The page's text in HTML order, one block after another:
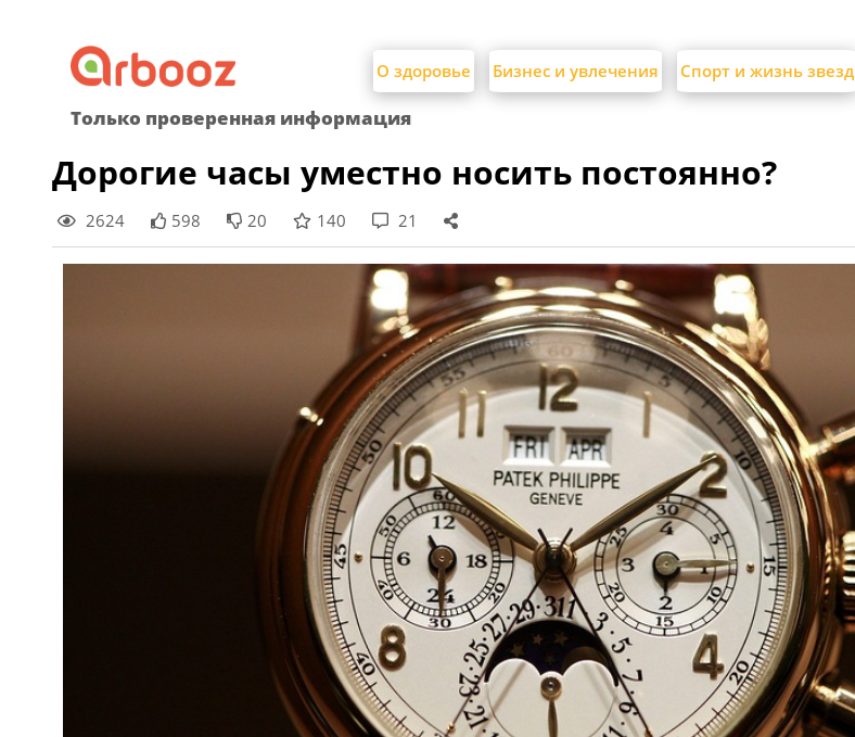
content
О здоровье Бизнес и увлечения Спорт и жизнь звезд
Только проверенная информация
Дорогие часы уместно носить постоянно?
2624 598 20 140 21